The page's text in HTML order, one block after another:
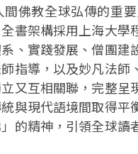
佛教全球弘傳的重
書架構採用上海大
、實踐發展、僧團
指導，以及妙凡法
又互相關聯，完整
與現代語境間取得
的精神，引領全球